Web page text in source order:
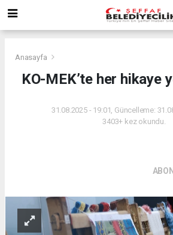
Anasayfa
KO-MEK’te her hikaye
31.08.2025 - 19:01, Güncelleme:
3403+ kez okundu.